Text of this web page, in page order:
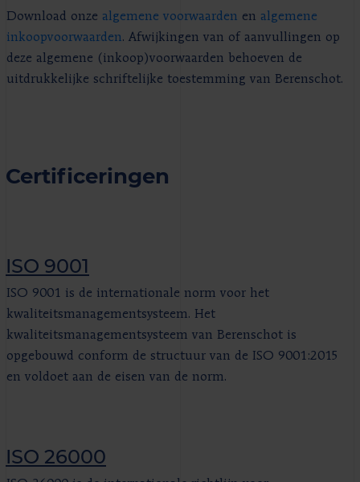
Download onze algemene voorwaarden en algemene
inkoopvoorwaarden. Afwijkingen van of aanvullingen op
deze algemene (inkoop)voorwaarden behoeven de
uitdrukkelijke schriftelijke toestemming van Berenschot.
Certificeringen
ISO 9001
ISO 9001 is de internationale norm voor het
kwaliteitsmanagementsysteem. Het
kwaliteitsmanagementsysteem van Berenschot is
opgebouwd conform de structuur van de ISO 9001:2015
en voldoet aan de eisen van de norm.
ISO 26000